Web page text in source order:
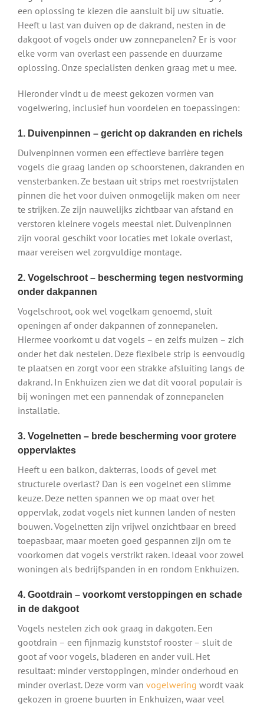
een oplossing te kiezen die aansluit bij uw situatie.
Heeft u last van duiven op de dakrand, nesten in de
dakgoot of vogels onder uw zonnepanelen? Er is voor
elke vorm van overlast een passende en duurzame
oplossing. Onze specialisten denken graag met u mee.
Hieronder vindt u de meest gekozen vormen van
vogelwering, inclusief hun voordelen en toepassingen:
1. Duivenpinnen – gericht op dakranden en richels
Duivenpinnen vormen een effectieve barrière tegen
vogels die graag landen op schoorstenen, dakranden en
vensterbanken. Ze bestaan uit strips met roestvrijstalen
pinnen die het voor duiven onmogelijk maken om neer
te strijken. Ze zijn nauwelijks zichtbaar van afstand en
verstoren kleinere vogels meestal niet. Duivenpinnen
zijn vooral geschikt voor locaties met lokale overlast,
maar vereisen wel zorgvuldige montage.
2. Vogelschroot – bescherming tegen nestvorming
onder dakpannen
Vogelschroot, ook wel vogelkam genoemd, sluit
openingen af onder dakpannen of zonnepanelen.
Hiermee voorkomt u dat vogels – en zelfs muizen – zich
onder het dak nestelen. Deze flexibele strip is eenvoudig
te plaatsen en zorgt voor een strakke afsluiting langs de
dakrand. In Enkhuizen zien we dat dit vooral populair is
bij woningen met een pannendak of zonnepanelen
installatie.
3. Vogelnetten – brede bescherming voor grotere
oppervlaktes
Heeft u een balkon, dakterras, loods of gevel met
structurele overlast? Dan is een vogelnet een slimme
keuze. Deze netten spannen we op maat over het
oppervlak, zodat vogels niet kunnen landen of nesten
bouwen. Vogelnetten zijn vrijwel onzichtbaar en breed
toepasbaar, maar moeten goed gespannen zijn om te
voorkomen dat vogels verstrikt raken. Ideaal voor zowel
woningen als bedrijfspanden in en rondom Enkhuizen.
4. Gootdrain – voorkomt verstoppingen en schade
in de dakgoot
Vogels nestelen zich ook graag in dakgoten. Een
gootdrain – een fijnmazig kunststof rooster – sluit de
goot af voor vogels, bladeren en ander vuil. Het
resultaat: minder verstoppingen, minder onderhoud en
minder overlast. Deze vorm van vogelwering wordt vaak
gekozen in groene buurten in Enkhuizen, waar veel